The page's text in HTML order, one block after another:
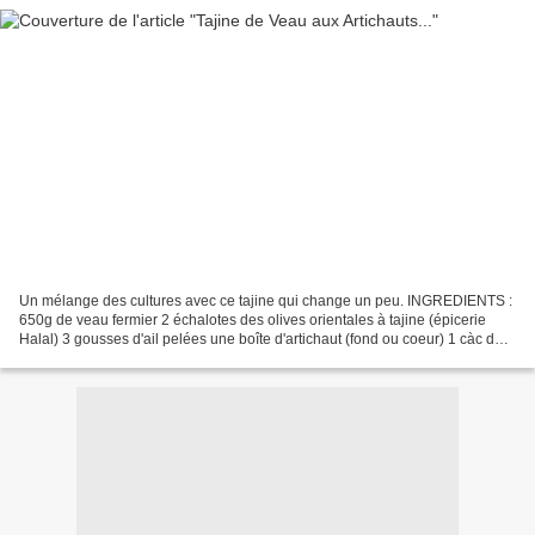
Un mélange des cultures avec ce tajine qui change un peu. INGREDIENTS :
650g de veau fermier 2 échalotes des olives orientales à tajine (épicerie
Halal) 3 gousses d'ail pelées une boîte d'artichaut (fond ou coeur) 1 càc de